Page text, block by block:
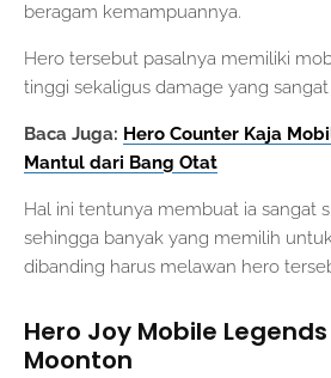
beragam kemampuannya.
Hero tersebut pasalnya memiliki
tinggi sekaligus damage yang
Baca Juga: Hero Counter Kaja
Mantul dari Bang Otat
Hal ini tentunya membuat ia sangat
sehingga banyak yang memilih
dibanding harus melawan hero
Hero Joy Mobile
Moonton